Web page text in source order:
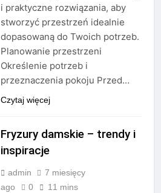
i praktyczne rozwiązania, aby
stworzyć przestrzeń idealnie
dopasowaną do Twoich potrzeb.
Planowanie przestrzeni
Określenie potrzeb i
przeznaczenia pokoju Przed…
Czytaj więcej
Fryzury damskie – trendy i
inspiracje
admin
7 miesięcy
ago
0 11 mins